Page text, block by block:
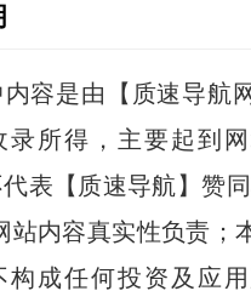
内容是由【质速导航
录所得，主要起到
表【质速导航】赞
站内容真实性负责；
构成任何投资及应